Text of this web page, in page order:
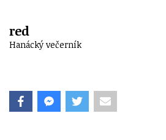
red
Hanácký večerník